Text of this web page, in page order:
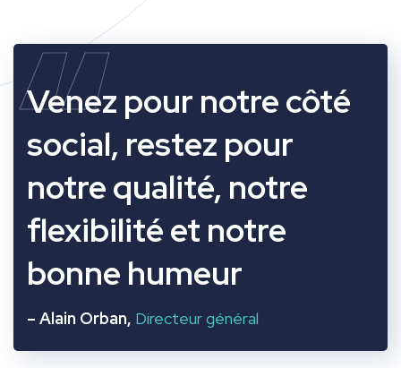
“
Venez pour notre côté
social, restez pour
notre qualité, notre
flexibilité et notre
bonne humeur
– Alain Orban, Directeur général